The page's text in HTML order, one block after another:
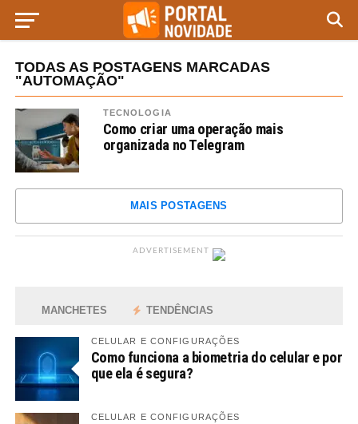
TODAS AS POSTAGENS MARCADAS
"AUTOMAÇÃO"
TECNOLOGIA
Como criar uma operação mais
organizada no Telegram
MAIS POSTAGENS
ADVERTISEMENT
MANCHETES TENDÊNCIAS
CELULAR E CONFIGURAÇÕES
Como funciona a biometria do celular e por
que ela é segura?
CELULAR E CONFIGURAÇÕES